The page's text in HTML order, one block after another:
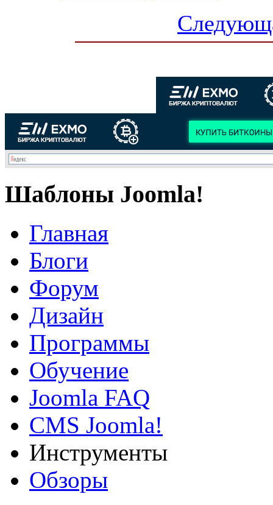
Шаблоны Joomla!
Главная
Блоги
Форум
Дизайн
Программы
Обучение
Joomla FAQ
CMS Joomla!
Инструменты
Обзоры